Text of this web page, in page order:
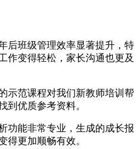
后班级管理效率显著提升，特
作变得轻松，家长沟通也更及
示范课程对我们新教师培训帮
到优质参考资料。
功能非常专业，生成的成长报
得更加顺畅有效。